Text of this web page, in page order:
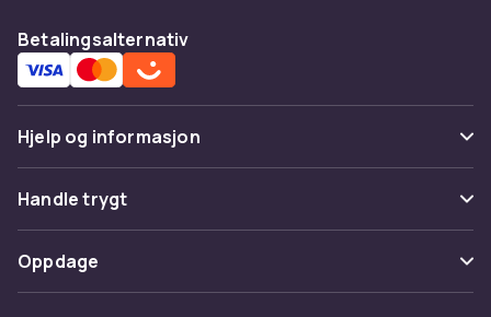
Betalingsalternativ
Hjelp og informasjon
Vanlige spørsmål
Spor pakke
Angre & returner her
Handle trygt
Betaling
Levering
Oppdage